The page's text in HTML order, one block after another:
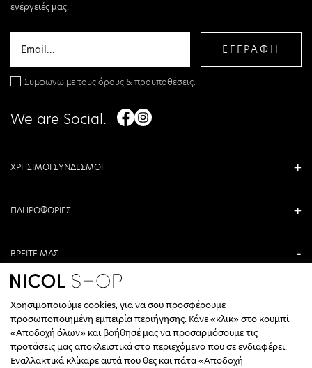
ενέργειές μας.
ΕΓΓΡΑΦΗ
Συμφωνώ με τουςόρους & προϋποθέσεις.
We are Social.
ΧΡΗΣΙΜΟΙ ΣΥΝΔΕΣΜΟΙ
ΠΛΗΡΟΦΟΡΙΕΣ
ΒΡΕΙΤΕ ΜΑΣ
ΑΝΤΩΝΙΟΥ ΚΑΜΑΡΑ 3, ΒΕΡΟΙΑ, ΕΛΛΑΔΑ
+30 23310 76336
ΩΡΑΡΙΟ ΤΗΛΕΦΩΝΙΚΟΥ ΚΕΝΤΡΟΥ
ΔΕΥΤΕΡΑ, ΤΕΤΑΡΤΗ: 09:00 - 14:30
Χρησιμοποιούμε cookies, για να σου προσφέρουμε
προσωποποιημένη εμπειρία περιήγησης. Κάνε «κλικ» στο κουμπί
«Αποδοχή όλων» και βοήθησέ μας να προσαρμόσουμε τις
προτάσεις μας αποκλειστικά στο περιεχόμενο που σε ενδιαφέρει.
Εναλλακτικά κλίκαρε αυτά που θες και πάτα «Αποδοχή